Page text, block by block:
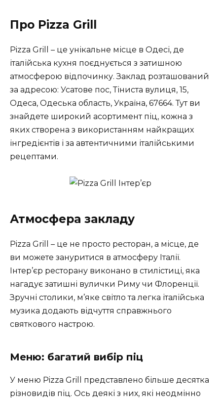
Про Pizza Grill
Pizza Grill – це унікальне місце в Одесі, де
італійська кухня поєднується з затишною
атмосферою відпочинку. Заклад розташований
за адресою: Усатове пос, Тіниста вулиця, 15,
Одеса, Одеська область, Україна, 67664. Тут ви
знайдете широкий асортимент піц, кожна з
яких створена з використанням найкращих
інгредієнтів і за автентичними італійськими
рецептами.
Атмосфера закладу
Pizza Grill – це не просто ресторан, а місце, де
ви можете зануритися в атмосферу Італії.
Інтер’єр ресторану виконано в стилістиці, яка
нагадує затишні вулички Риму чи Флоренції.
Зручні столики, м’яке світло та легка італійська
музика додають відчуття справжнього
святкового настрою.
Меню: багатий вибір піц
У меню Pizza Grill представлено більше десятка
різновидів піц. Ось деякі з них, які неодмінно